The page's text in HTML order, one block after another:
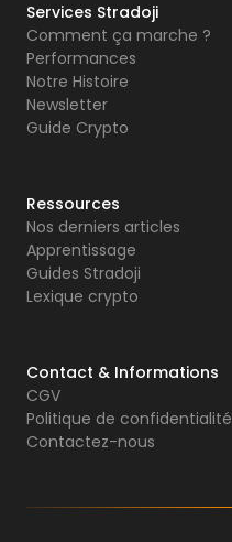
Services Stradoji
Comment ça marche ?
Performances
Notre Histoire
Newsletter
Guide Crypto
Ressources
Nos derniers articles
Apprentissage
Guides Stradoji
Lexique crypto
Contact & Informations
CGV
Politique de confidentialité
Contactez-nous